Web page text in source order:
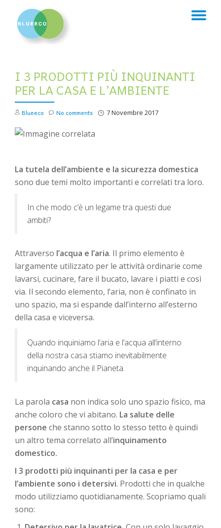
I 3 PRODOTTI PIÙ INQUINANTI
PER LA CASA E L’AMBIENTE
Blueeco 7 Novembre 2017
No comments
La tutela dell’ambiente e la sicurezza domestica
sono due temi molto importanti e correlati tra loro.
In che modo c’è un legame tra questi due
ambiti?
Attraverso l’acqua e l’aria. Il primo elemento è
largamente utilizzato per le attività ordinarie come
lavarsi, cucinare, fare il bucato, lavare i piatti e così
via. Il secondo elemento, l’aria, non è confinato in
uno spazio, ma si espande dall’interno all’esterno
della casa e viceversa.
Quando inquiniamo l’aria e l’acqua all’interno
della nostra casa stiamo inevitabilmente
inquinando anche il Pianeta.
La parola casa non indica solo uno spazio fisico, ma
anche coloro che vi abitano. La salute delle
persone che stanno sotto lo stesso tetto è quindi
un altro tema correlato all’inquinamento
domestico.
I 3 prodotti più inquinanti per la casa e per
l’ambiente sono i detersivi. Prodotti che in qualche
modo utilizziamo quotidianamente. Scopriamo quali
sono: